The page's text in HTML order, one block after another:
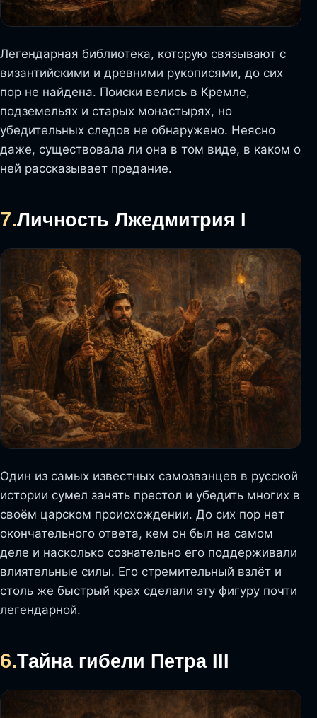
Легендарная библиотека, которую связывают с
византийскими и древними рукописями, до сих
пор не найдена. Поиски велись в Кремле,
подземельях и старых монастырях, но
убедительных следов не обнаружено. Неясно
даже, существовала ли она в том виде, в каком о
ней рассказывает предание.
7.Личность Лжедмитрия I
Один из самых известных самозванцев в русской
истории сумел занять престол и убедить многих в
своём царском происхождении. До сих пор нет
окончательного ответа, кем он был на самом
деле и насколько сознательно его поддерживали
влиятельные силы. Его стремительный взлёт и
столь же быстрый крах сделали эту фигуру почти
легендарной.
6.Тайна гибели Петра III